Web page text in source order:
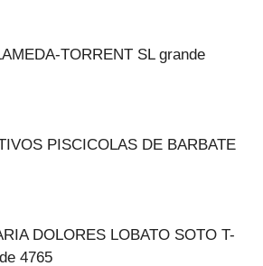
TORRENT SL grande
PISCICOLAS DE BARBATE
DOLORES LOBATO SOTO T-
4765